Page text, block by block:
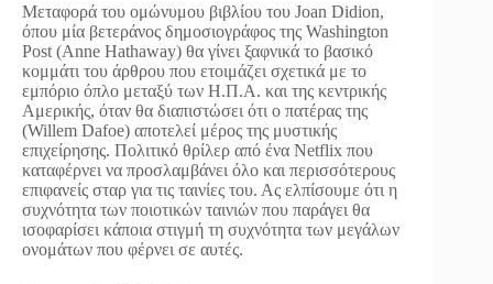
Μεταφορά του ομώνυμου βιβλίου του Joan Didion,
όπου μία βετεράνος δημοσιογράφος της Washington
Post (Anne Hathaway) θα γίνει ξαφνικά το βασικό
κομμάτι του άρθρου που ετοιμάζει σχετικά με το
εμπόριο όπλο μεταξύ των Η.Π.Α. και της κεντρικής
Αμερικής, όταν θα διαπιστώσει ότι ο πατέρας της
(Willem Dafoe) αποτελεί μέρος της μυστικής
επιχείρησης. Πολιτικό θρίλερ από ένα Netflix που
καταφέρνει να προσλαμβάνει όλο και περισσότερους
επιφανείς σταρ για τις ταινίες του. Ας ελπίσουμε ότι η
συχνότητα των ποιοτικών ταινιών που παράγει θα
ισοφαρίσει κάποια στιγμή τη συχνότητα των μεγάλων
ονομάτων που φέρνει σε αυτές.